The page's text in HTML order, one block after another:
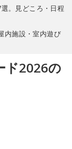
。見どころ・日程
内施設・室内遊び
ド2026の